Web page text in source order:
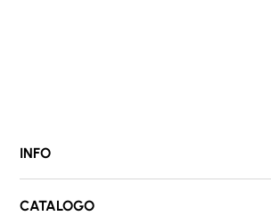
INFO
CATALOGO